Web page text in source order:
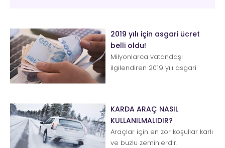
2019 yılı için asgari ücret
belli oldu!
Milyonlarca vatandaşı
ilgilendiren 2019 yılı asgari
KARDA ARAÇ NASIL
KULLANILMALIDIR?
Araçlar için en zor koşullar karlı
ve buzlu zeminlerdir.